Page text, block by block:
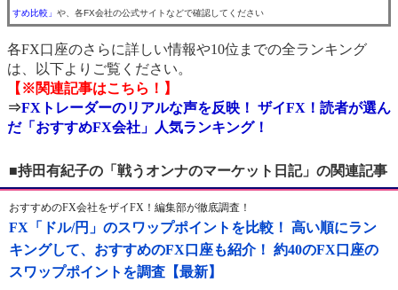
すめ比較」 や、各FX会社の公式サイトなどで確認してください
各FX口座のさらに詳しい情報や10位までの全ランキング
は、以下よりご覧ください。
【※関連記事はこちら！】
⇒FXトレーダーのリアルな声を反映！ ザイFX！読者が選ん
だ「おすすめFX会社」人気ランキング！
■持田有紀子の「戦うオンナのマーケット日記」の関連記事
おすすめのFX会社をザイFX！編集部が徹底調査！
FX「ドル/円」のスワップポイントを比較！ 高い順にラン
キングして、おすすめのFX口座も紹介！ 約40のFX口座の
スワップポイントを調査【最新】